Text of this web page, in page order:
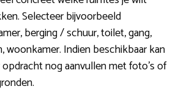
Selecteer bijvoorbeeld
berging / schuur, toilet, gang,
woonkamer. Indien beschikbaar kan
nog aanvullen met foto’s of